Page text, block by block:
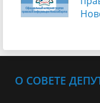
О СОВЕТЕ